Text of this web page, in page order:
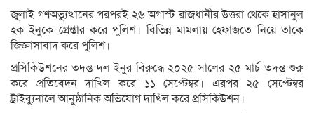
জুলাই গণঅভ্যুত্থানের পরপরই ২৬ অগাস্ট রাজধানীর উত্তরা থেকে হাসানুল
হক ইনুকে গ্রেপ্তার করে পুলিশ। বিভিন্ন মামলায় হেফাজতে নিয়ে তাকে
জিজ্ঞাসাবাদ করে পুলিশ।
প্রসিকিউশনের তদন্ত দল ইনুর বিরুদ্ধে ২০২৫ সালের ২৫ মার্চ তদন্ত শুরু
করে প্রতিবেদন দাখিল করে ১১ সেপ্টেম্বর। এরপর ২৫ সেপ্টেম্বর
ট্রাইব্যুনালে আনুষ্ঠানিক অভিযোগ দাখিল করে প্রসিকিউশন।